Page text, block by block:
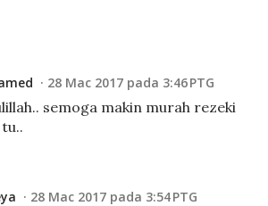
28 Mac 2017 pada 3:46 PTG
semoga makin murah rezeki
28 Mac 2017 pada 3:54 PTG